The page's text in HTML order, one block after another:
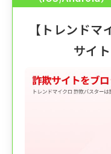
【 トレンドマ
サイ